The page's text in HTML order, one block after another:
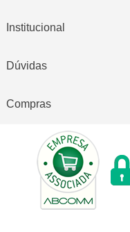
Institucional
Dúvidas
Compras